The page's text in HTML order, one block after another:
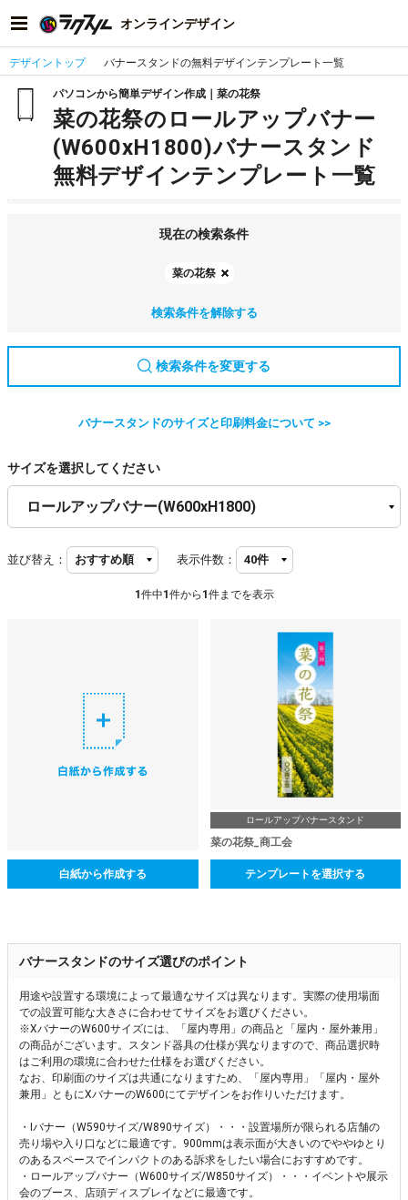
オンラインデザイン
デザイントップ バナースタンドの無料デザインテンプレート一覧
パソコンから簡単デザイン作成｜菜の花祭
菜の花祭のロールアップバナー
(W600xH1800)バナースタンド
無料デザインテンプレート一覧
現在の検索条件
菜の花祭
検索条件を解除する
検索条件を変更する
バナースタンドのサイズと印刷料金について >>
サイズを選択してください
並び替え： 表示件数：
1 件中1 件から 1 件までを表示
白紙から作成する
ロールアップバナースタンド
菜の花祭_商工会
テンプレートを選択する
バナースタンドのサイズ選びのポイント
用途や設置する環境によって最適なサイズは異なります。実際の使用場面
での設置可能な大きさに合わせてサイズをお選びください。
※XバナーのW600サイズには、「屋内専用」の商品と「屋内・屋外兼用」
の商品がございます。スタンド器具の仕様が異なりますので、商品選択時
はご利用の環境に合わせた仕様をお選びください。
なお、印刷面のサイズは共通になりますため、「屋内専用」「屋内・屋外
兼用」ともにXバナーのW600にてデザインをお作りいただけます。
・Iバナー（W590サイズ/W890サイズ）・・・設置場所が限られる店舗の
売り場や入り口などに最適です。900mmは表示面が大きいのでややゆとり
のあるスペースでインパクトのある訴求をしたい場合におすすめです。
・ロールアップバナー（W600サイズ/W850サイズ）・・・イベントや展示
会のブース、店頭ディスプレイなどに最適です。